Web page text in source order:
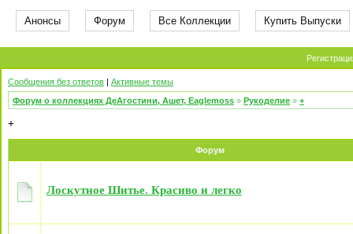
Анонсы Форум Все Коллекции Купить Выпуски
Сообщения без ответов | Активные темы
Форум о коллекциях ДеАгостини, Ашет, Eaglemoss » Рукоделие » +
+
Форум
Лоскутное Шитье. Красиво и легко